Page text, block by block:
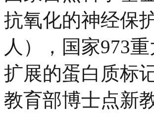
抗氧化的神经保
人），国家973
扩展的蛋白质标
教育部博士点新